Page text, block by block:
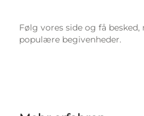
Følg vores side og få
populære begivenheder.